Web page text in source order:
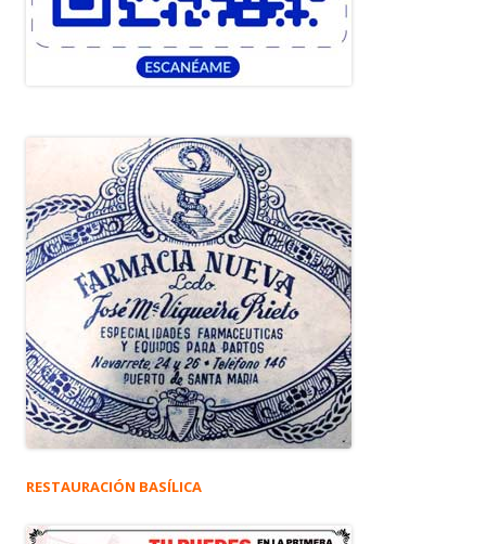
RESTAURACIÓN BASÍLICA